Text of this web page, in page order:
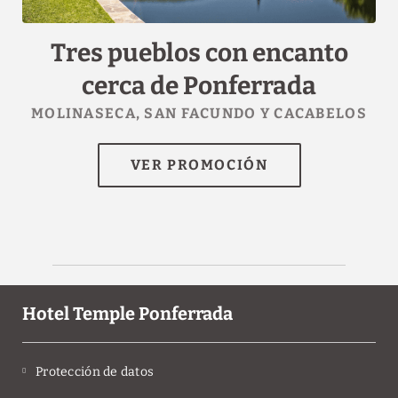
Tres pueblos con encanto
cerca de Ponferrada
MOLINASECA, SAN FACUNDO Y CACABELOS
Hotel Temple Ponferrada
Protección de datos